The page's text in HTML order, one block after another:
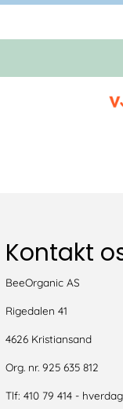
Kontakt
BeeOrganic AS
Rigedalen 41
4626 Kristiansand
Org. nr. 925 635 812
Tlf: 410 79 414 -